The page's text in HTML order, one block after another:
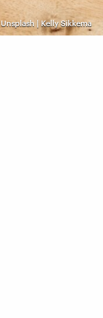
Unsplash | Kelly Sikkema